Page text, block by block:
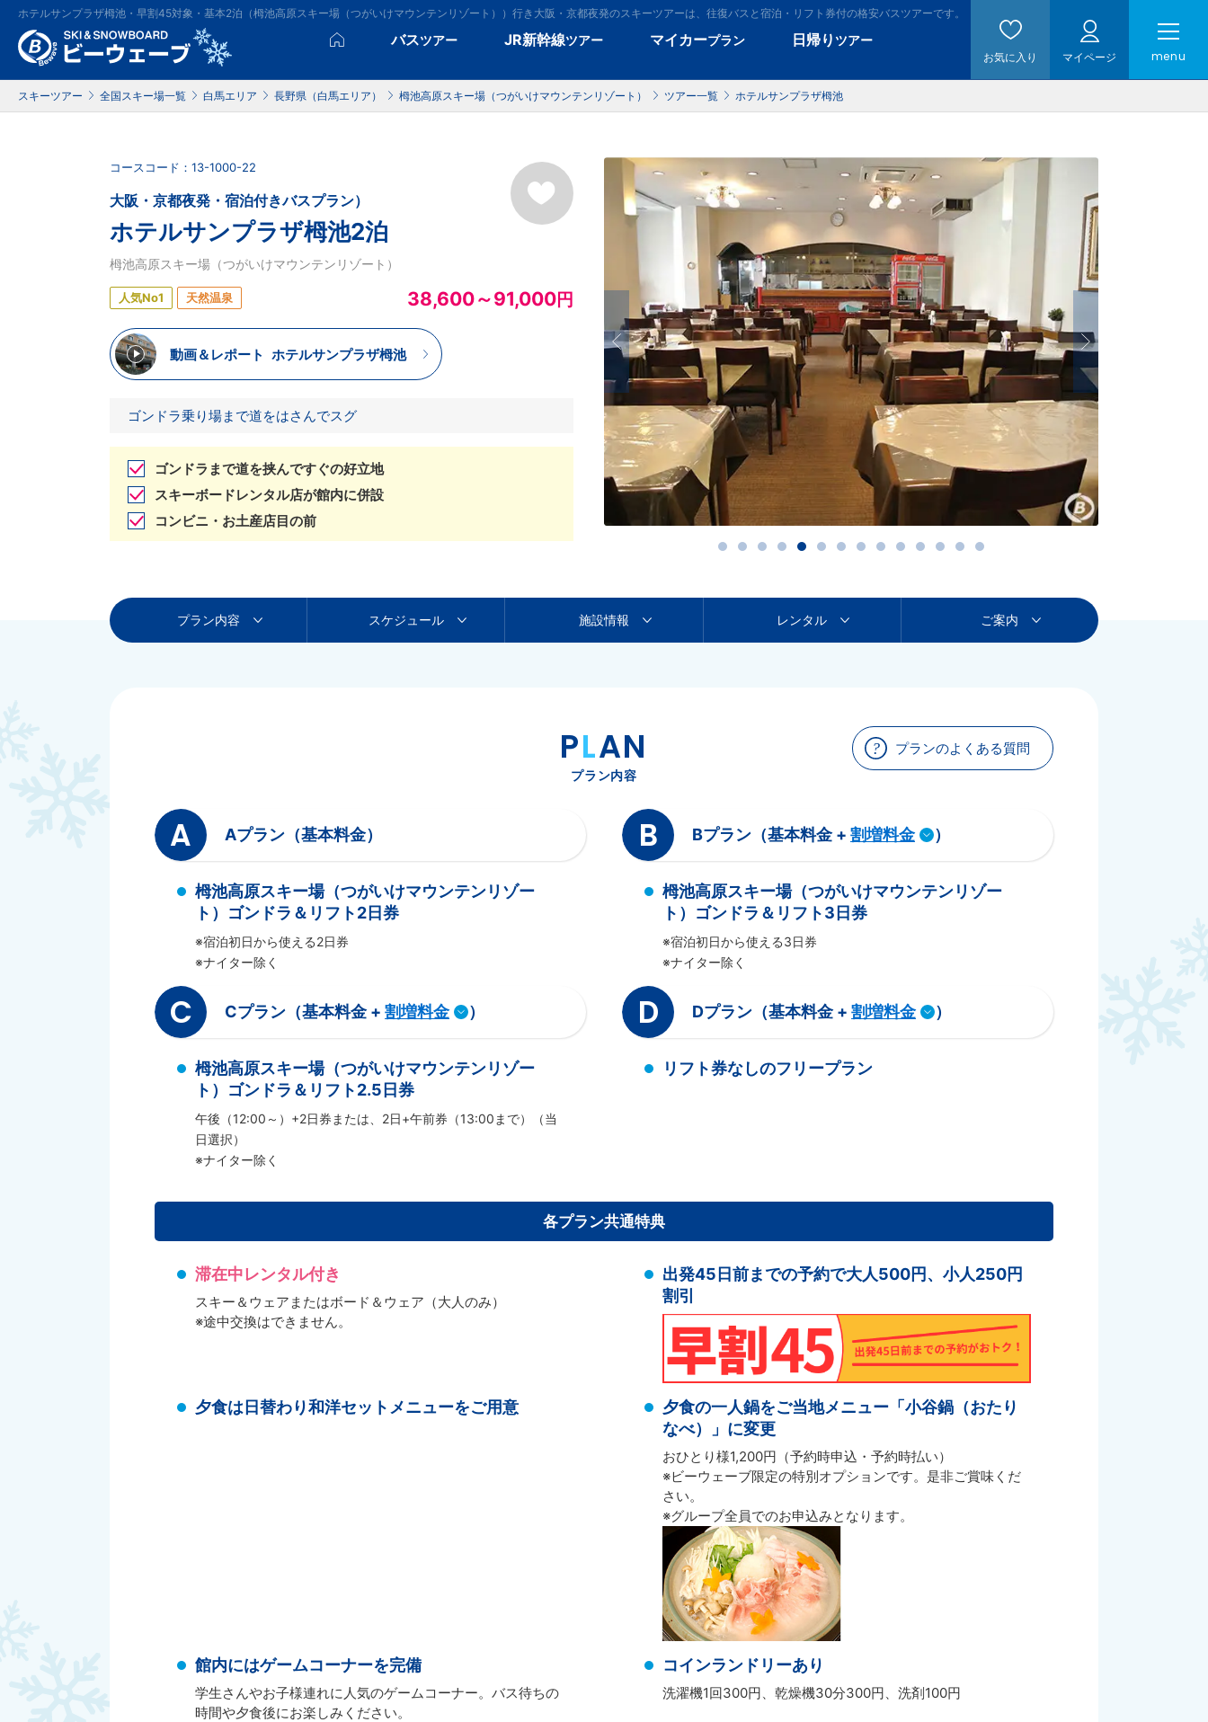
ホテルサンプラザ栂池・早割45対象・基本2泊（栂池高原スキー場（つがいけマウンテンリゾート））行き大阪・京都夜発のスキーツアーは、往復バスと宿泊・リフト券付の格安バスツアーです。
バスツアー JR新幹線ツアー マイカープラン 日帰り ツアー
お気に入り マイページ menu
スキーツアー 全国スキー場一覧 白馬エリア 長野県（白馬エリア） 栂池高原スキー場（つがいけマウンテンリゾート） ツアー一覧 ホテルサンプラザ栂池
コースコード：13-1000-22
大阪・京都夜発・宿泊付きバスプラン）
ホテルサンプラザ栂池2泊
栂池高原スキー場（つがいけマウンテンリゾート）
人気No1 天然温泉 38,600～91,000円
動画＆レポート ホテルサンプラザ栂池
ゴンドラ乗り場まで道をはさんでスグ
ゴンドラまで道を挟んですぐの好立地
スキーボードレンタル店が館内に併設
コンビニ・お土産店目の前
プラン内容 スケジュール 施設情報 レンタル ご案内
PLAN
プラン内容
プランのよくある質問
A Aプラン（基本料金）
栂池高原スキー場（つがいけマウンテンリゾー
ト）ゴンドラ＆リフト2日券
※宿泊初日から使える2日券
※ナイター除く
B Bプラン（基本料金 + 割増料金 ）
栂池高原スキー場（つがいけマウンテンリゾー
ト）ゴンドラ＆リフト3日券
※宿泊初日から使える3日券
※ナイター除く
C Cプラン（基本料金 + 割増料金 ）
栂池高原スキー場（つがいけマウンテンリゾー
ト）ゴンドラ＆リフト2.5日券
午後（12:00～）+2日券または、2日+午前券（13:00まで）（当
日選択）
※ナイター除く
D Dプラン（基本料金 + 割増料金 ）
リフト券なしのフリープラン
各プラン共通特典
滞在中レンタル付き
スキー＆ウェアまたはボード＆ウェア（大人のみ）
※途中交換はできません。
出発45日前までの予約で大人500円、小人250円
割引
夕食は日替わり和洋セットメニューをご用意
夕食の一人鍋をご当地メニュー「小谷鍋（おたり
なべ）」に変更
おひとり様1,200円（予約時申込・予約時払い）
※ビーウェーブ限定の特別オプションです。是非ご賞味くだ
さい。
※グループ全員でのお申込みとなります。
館内にはゲームコーナーを完備
学生さんやお子様連れに人気のゲームコーナー。バス待ちの
時間や夕食後にお楽しみください。
コインランドリーあり
洗濯機1回300円、乾燥機30分300円、洗剤100円